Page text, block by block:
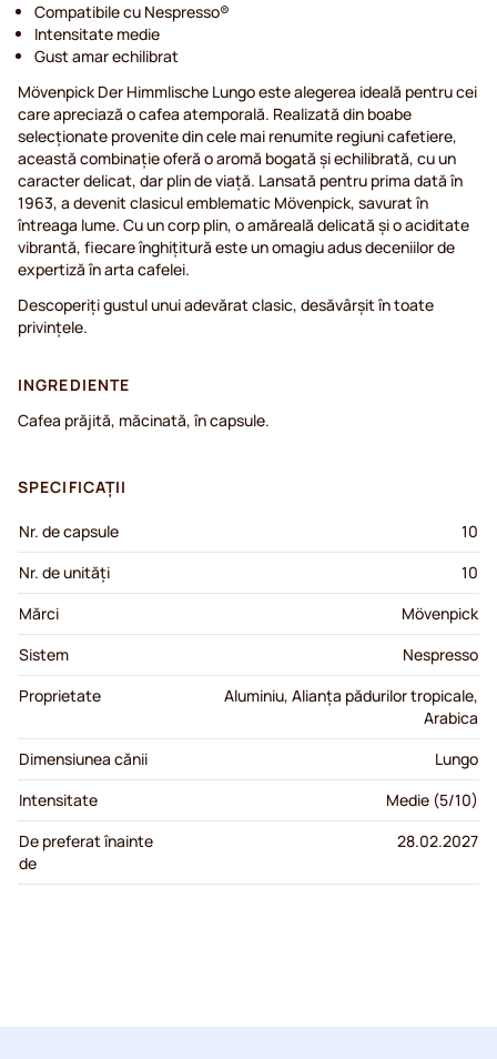
Compatibile cu Nespresso®
Intensitate medie
Gust amar echilibrat
Mövenpick Der Himmlische Lungo este alegerea ideală pentru cei
care apreciază o cafea atemporală. Realizată din boabe
selecționate provenite din cele mai renumite regiuni cafetiere,
această combinație oferă o aromă bogată și echilibrată, cu un
caracter delicat, dar plin de viață. Lansată pentru prima dată în
1963, a devenit clasicul emblematic Mövenpick, savurat în
întreaga lume. Cu un corp plin, o amăreală delicată și o aciditate
vibrantă, fiecare înghițitură este un omagiu adus deceniilor de
expertiză în arta cafelei.
Descoperiți gustul unui adevărat clasic, desăvârșit în toate
privințele.
INGREDIENTE
Cafea prăjită, măcinată, în capsule.
SPECIFICAȚII
Nr. de capsule
10
Nr. de unități
10
Mărci
Mövenpick
Sistem
Nespresso
Proprietate
Aluminiu, Alianța pădurilor tropicale,
Arabica
Dimensiunea cănii
Lungo
Intensitate
Medie (5/10)
De preferat înainte
de
28.02.2027